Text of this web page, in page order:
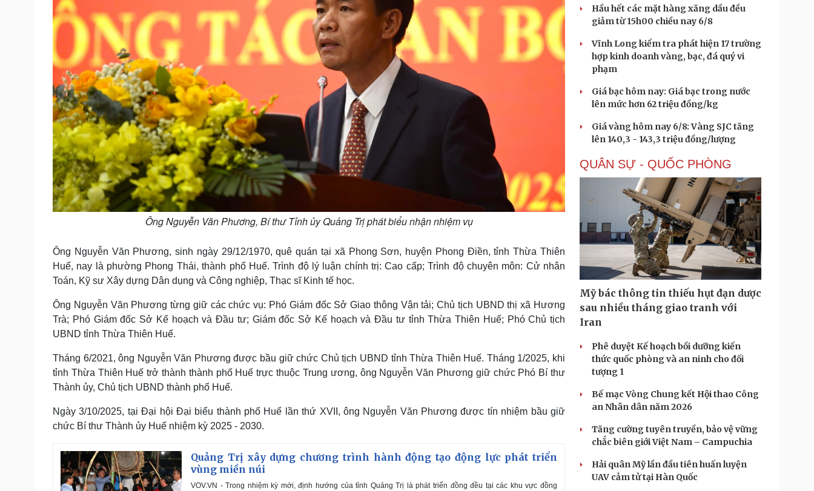
Ông Nguyễn Văn Phương, Bí thư Tỉnh ủy Quảng Trị phát biểu nhận nhiệm vụ
Ông Nguyễn Văn Phương, sinh ngày 29/12/1970, quê quán tại xã Phong Sơn, huyện Phong Điền, tỉnh Thừa Thiên
Huế, nay là phường Phong Thái, thành phố Huế. Trình độ lý luận chính trị: Cao cấp; Trình độ chuyên môn: Cử nhân
Toán, Kỹ sư Xây dựng Dân dụng và Công nghiệp, Thạc sĩ Kinh tế học.
Ông Nguyễn Văn Phương từng giữ các chức vụ: Phó Giám đốc Sở Giao thông Vận tải; Chủ tịch UBND thị xã Hương
Trà; Phó Giám đốc Sở Kế hoạch và Đầu tư; Giám đốc Sở Kế hoạch và Đầu tư tỉnh Thừa Thiên Huế; Phó Chủ tịch
UBND tỉnh Thừa Thiên Huế.
Tháng 6/2021, ông Nguyễn Văn Phương được bầu giữ chức Chủ tịch UBND tỉnh Thừa Thiên Huế. Tháng 1/2025, khi
tỉnh Thừa Thiên Huế trở thành thành phố Huế trực thuộc Trung ương, ông Nguyễn Văn Phương giữ chức Phó Bí thư
Thành ủy, Chủ tịch UBND thành phố Huế.
Ngày 3/10/2025, tại Đại hội Đại biểu thành phố Huế lần thứ XVII, ông Nguyễn Văn Phương được tín nhiệm bầu giữ
chức Bí thư Thành ủy Huế nhiệm kỳ 2025 - 2030.
Quảng Trị xây dựng chương trình hành động tạo động lực phát triển
vùng miền núi
VOV.VN - Trong nhiệm kỳ mới, định hướng của tỉnh Quảng Trị là phát triển đồng đều tại các khu vực đồng
Hầu hết các mặt hàng xăng dầu đều
giảm từ 15h00 chiều nay 6/8
Vĩnh Long kiểm tra phát hiện 17 trường
hợp kinh doanh vàng, bạc, đá quý vi
phạm
Giá bạc hôm nay: Giá bạc trong nước
lên mức hơn 62 triệu đồng/kg
Giá vàng hôm nay 6/8: Vàng SJC tăng
lên 140,3 - 143,3 triệu đồng/lượng
QUÂN SỰ - QUỐC PHÒNG
Mỹ bác thông tin thiếu hụt đạn dược
sau nhiều tháng giao tranh với
Iran
Phê duyệt Kế hoạch bồi dưỡng kiến
thức quốc phòng và an ninh cho đối
tượng 1
Bế mạc Vòng Chung kết Hội thao Công
an Nhân dân năm 2026
Tăng cường tuyên truyền, bảo vệ vững
chắc biên giới Việt Nam – Campuchia
Hải quân Mỹ lần đầu tiên huấn luyện
UAV cảm tử tại Hàn Quốc